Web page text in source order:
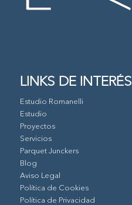
LINKS DE INTERÉS
Estudio Romanelli
Estudio
Proyectos
Servicios
Parquet Junckers
Blog
Aviso Legal
Política de Cookies
Política de Privacidad